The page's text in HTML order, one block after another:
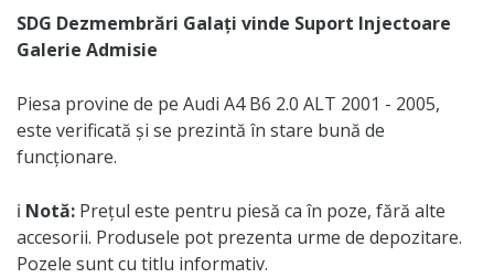
SDG Dezmembrări Galați vinde Suport Injectoare
Galerie Admisie
Piesa provine de pe Audi A4 B6 2.0 ALT 2001 - 2005,
este verificată și se prezintă în stare bună de
funcționare.
ℹ️ Notă: Prețul este pentru piesă ca în poze, fără alte
accesorii. Produsele pot prezenta urme de depozitare.
Pozele sunt cu titlu informativ.